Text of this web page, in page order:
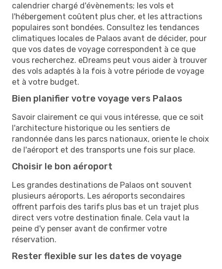
calendrier chargé d'évènements; les vols et
l'hébergement coûtent plus cher, et les attractions
populaires sont bondées. Consultez les tendances
climatiques locales de Palaos avant de décider, pour
que vos dates de voyage correspondent à ce que
vous recherchez. eDreams peut vous aider à trouver
des vols adaptés à la fois à votre période de voyage
et à votre budget.
Bien planifier votre voyage vers Palaos
Savoir clairement ce qui vous intéresse, que ce soit
l'architecture historique ou les sentiers de
randonnée dans les parcs nationaux, oriente le choix
de l'aéroport et des transports une fois sur place.
Choisir le bon aéroport
Les grandes destinations de Palaos ont souvent
plusieurs aéroports. Les aéroports secondaires
offrent parfois des tarifs plus bas et un trajet plus
direct vers votre destination finale. Cela vaut la
peine d'y penser avant de confirmer votre
réservation.
Rester flexible sur les dates de voyage